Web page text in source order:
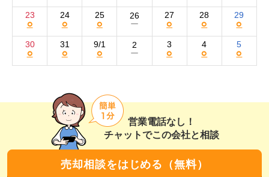
営業電話なし！
チャットでこの会社と相談
売却相談をはじめる（無料）
23
○
24
○
25
○
26
ー
27
○
28
○
29
○
30
○
31
○
9/1
○
2
ー
3
○
4
○
5
○
まだまだ小さな会社ではございますが、基本的にはご売
す。
対応させていただいたお客様から、単なる不動産会社の
お客様の知り合い。ご友人！とまでは言い過ぎかもしれ
ませんが、近い存在でありたいと願っております。
細かな所まで誠意ある対応をさせていただきたいと日々
活動しております。
建設会社や大手不動産会社や地元の不動産会社を勤務し